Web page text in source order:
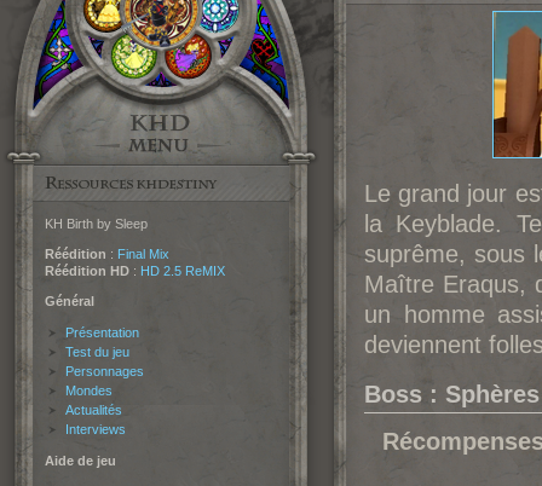
KH Birth by Sleep
Réédition : Final Mix
Réédition HD : HD 2.5 ReMIX
Général
Présentation
Test du jeu
Personnages
Mondes
Actualités
Interviews
Aide de jeu
Le grand jour
la Keyblade.
suprême, sous
Maître Eraqus,
un homme
deviennent
Boss :